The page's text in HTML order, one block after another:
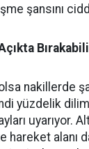
şansını
nakillerde
yüzdelik
uyarıyor.
hareket alanı